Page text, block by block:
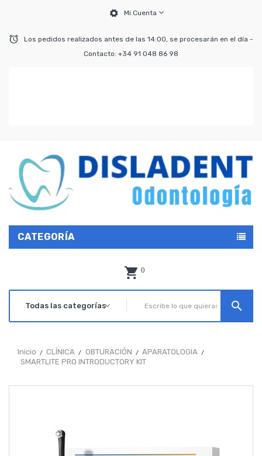
Mi Cuenta
Los pedidos realizados antes de las 14:00, se procesarán en el día -
Contacto: +34 91 048 86 98
CATEGORÍA
0
search
Inicio CLÍNICA OBTURACIÓN
APARATOLOGIA
SMARTLITE PRO INTRODUCTORY KIT